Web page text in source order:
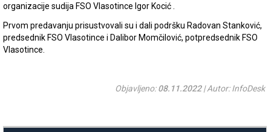
organizacije sudija FSO Vlasotince Igor Kocić .
Prvom predavanju prisustvovali su i dali podršku Radovan Stanković,
predsednik FSO Vlasotince i Dalibor Momčilović, potpredsednik FSO
Vlasotince.
Objavljeno:08.11.2022| Autor: InfoDesk